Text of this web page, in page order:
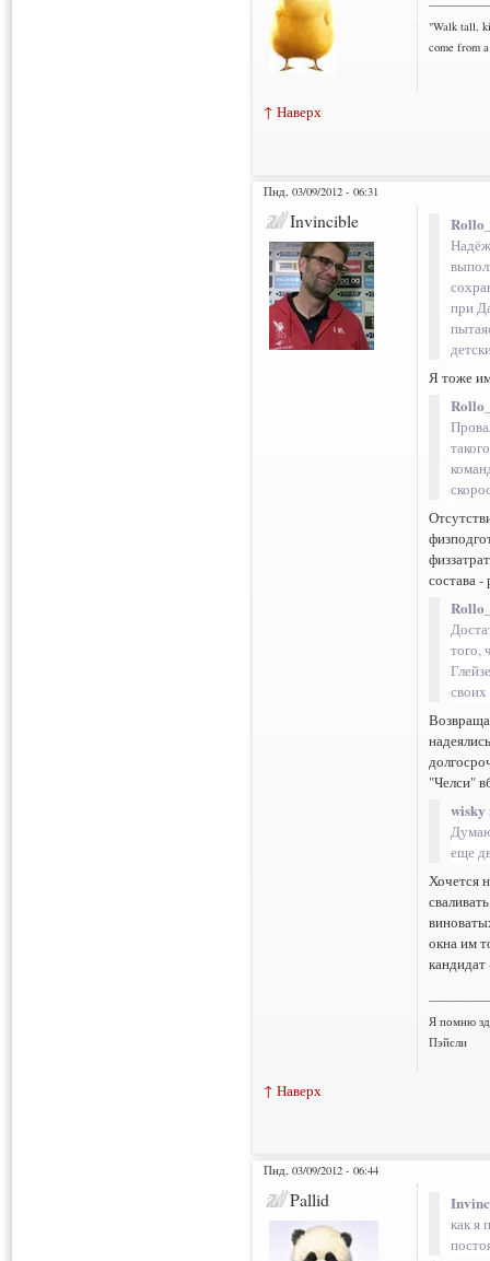
"Walk tall,
come from
↑ Наверх
Пнд, 03/09/2012 - 06:31
Invincible
при
Я тоже
состава
того,
своих
"Челси"
wisky
еще
Хочется
окна им
Я помню
Пэйсли
↑ Наверх
Пнд, 03/09/2012 - 06:44
Pallid
как я